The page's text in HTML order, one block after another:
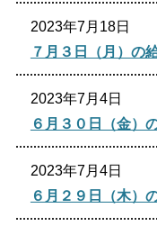
2023年7月18日
７月３日（月）の
2023年7月4日
６月３０日（金）
2023年7月4日
６月２９日（木）